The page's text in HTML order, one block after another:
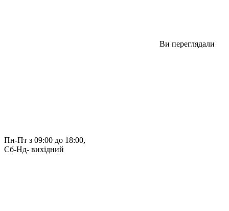
Ви переглядали
Пн-Пт з 09:00 до 18:00,
Сб-Нд- вихідний